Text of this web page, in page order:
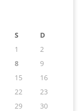
S
D
1
2
8
9
15
16
22
23
29
30